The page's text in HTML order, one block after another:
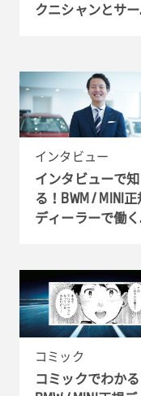
クニシャンとサー
とは ?!
インタビュー
インタビューで知
る！BWM / MINI
ディーラーで働く
コミック
コミックでわかる